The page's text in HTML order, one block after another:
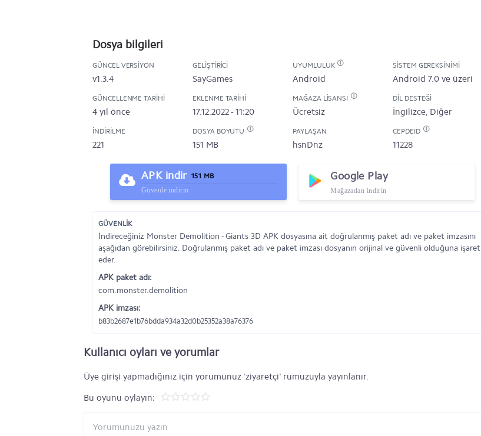
Dosya bilgileri
GÜNCEL VERSIYON
v1.3.4
GELIŞTIRICI
SayGames
UYUMLULUK
Android
SISTEM GEREKSINIMI
Android 7.0 ve üzeri
GÜNCELLENME TARIHI
4 yıl önce
EKLENME TARIHI
17.12.2022 - 11:20
MAĞAZA LISANSI
Ücretsiz
DIL DESTEĞI
İngilizce, Diğer
İNDIRILME
221
DOSYA BOYUTU
151 MB
PAYLAŞAN
hsnDnz
CEPDEID
11228
APK indir 151 MB
Güvenle indirin
Google Play
Mağazadan indirin
GÜVENLİK
İndireceğiniz Monster Demolition - Giants 3D APK dosyasına ait doğrulanmış paket adı ve paket imzasını
aşağıdan görebilirsiniz. Doğrulanmış paket adı ve paket imzası dosyanın orijinal ve güvenli olduğuna işaret
eder.
APK paket adı:
com.monster.demolition
APK imzası:
b83b2687e1b76bdda934a32d0b25352a38a76376
Kullanıcı oyları ve yorumlar
Üye girişi yapmadığınız için yorumunuz 'ziyaretçi' rumuzuyla yayınlanır.
Bu oyunu oylayın: